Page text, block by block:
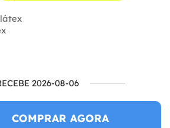
2026-08-06
COMPRAR AGORA